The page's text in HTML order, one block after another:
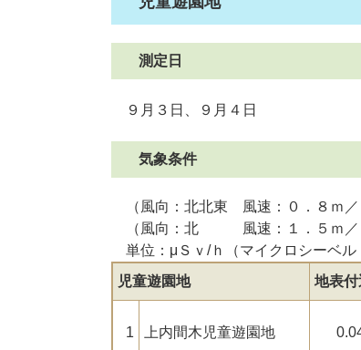
測定日
９月３日、９月４日
気象条件
（風向：北北東 風速：０．８ｍ
（風向：北 風速：１．５ｍ／
単位：μＳｖ/ｈ（マイクロシーベル
児童遊園地
地表付
1 上内間木児童遊園地